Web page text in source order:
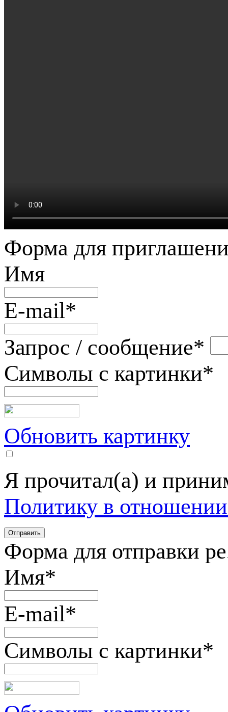
Форма для
Имя
E-mail*
Запрос / сообщение*
Символы с картинки*
Обновить картинку
Я прочитал(а) и
Политику в
Форма для отправки
Имя*
E-mail*
Символы с картинки*